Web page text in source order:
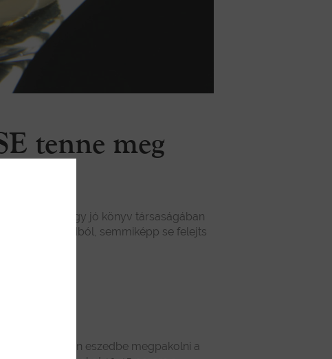
tenne meg
bor és egy jó könyv társaságában
aszúdból, semmiképp se felejts
se jusson eszedbe megpakolni a